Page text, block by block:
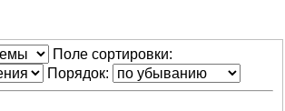
Поле сортировки:
Порядок: